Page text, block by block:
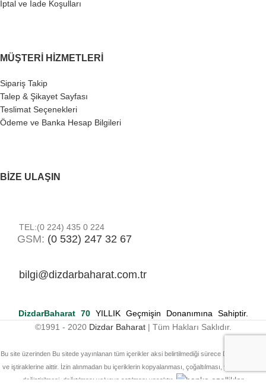
İptal ve İade Koşulları
MÜŞTERI HIZMETLERI
Sipariş Takip
Talep & Şikayet Sayfası
Teslimat Seçenekleri
Ödeme ve Banka Hesap Bilgileri
BIZE ULAŞIN
TEL:(0 224) 435 0 224
GSM: (0 532) 247 32 67
bilgi@dizdarbaharat.com.tr
DizdarBaharat 70YILLIK Geçmişin Donanımına Sahiptir.
©️1991 - 2020 Dizdar Baharat | Tüm Hakları Saklıdır.
Bu site üzerinden Bu sitede yayınlanan tüm içerikler aksi belirtilmediği sürece Dizdar Baharat
ve iştiraklerine aittir. İzin alınmadan bu içeriklerin kopyalanması, çoğaltılması, yayınlanması,
değiştirilmesi, dağıtılması ve/veya satılması yasaktır.